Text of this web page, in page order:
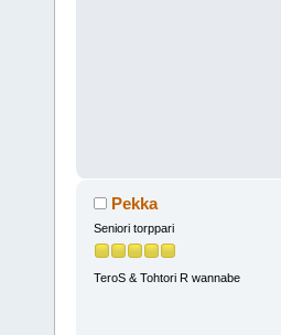
Pekka
Seniori torppari
TeroS & Tohtori R wannabe